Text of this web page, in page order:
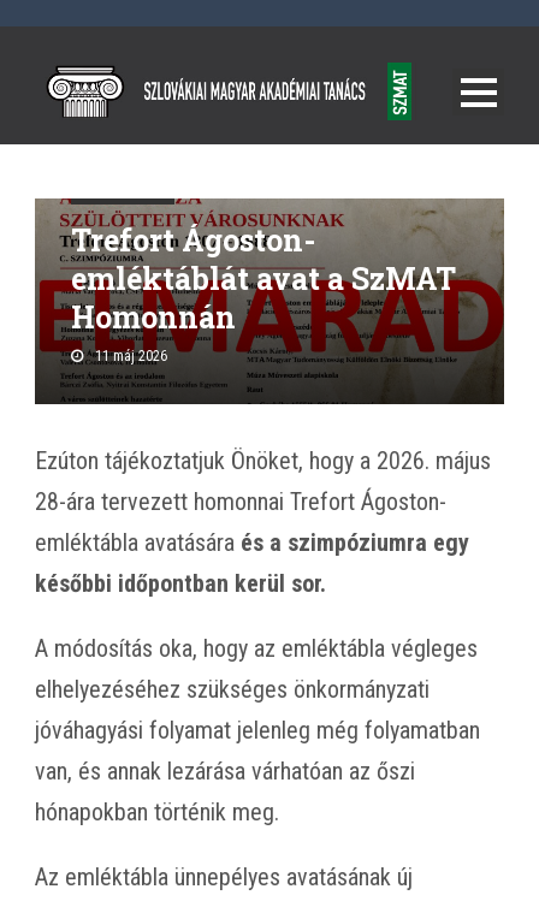
Trefort Ágoston-
emléktáblát avat a SzMAT
Homonnán
11 máj 2026
Ezúton tájékoztatjuk Önöket, hogy a 2026. május
28-ára tervezett homonnai Trefort Ágoston-
emléktábla avatására és a szimpóziumra egy
későbbi időpontban kerül sor.
A módosítás oka, hogy az emléktábla végleges
elhelyezéséhez szükséges önkormányzati
jóváhagyási folyamat jelenleg még folyamatban
van, és annak lezárása várhatóan az őszi
hónapokban történik meg.
Az emléktábla ünnepélyes avatásának új